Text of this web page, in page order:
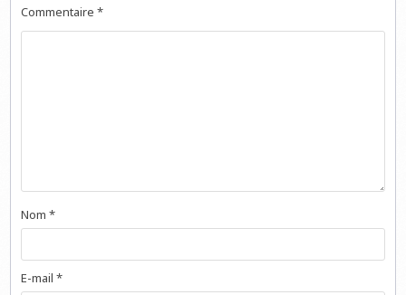
Commentaire*
Nom*
E-mail*